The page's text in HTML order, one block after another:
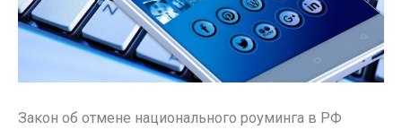
Закон об отмене национального роуминга в РФ